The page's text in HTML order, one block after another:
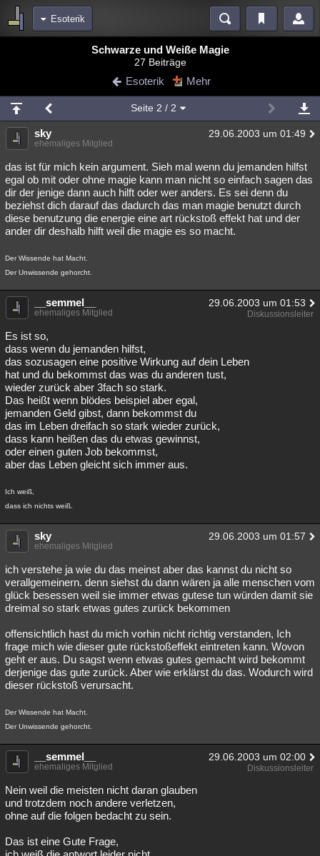
Esoterik
Blogs
Chat Wiki Neuigkeiten
meine Rubriken
Menschen Mystery Kriminalfälle
Spiritualität Verschwörungen Technologie Ufologie
Natur Umfragen Unterhaltung
weitere Rubriken
Philosophie Träume Orte Esoterik Literatur
Astronomie Helpdesk
Musik Clash Verbesserungen Allmystery English
Übersichten
Besucht
Lesenswert Schlüsselwörter
Schwarze und Weiße Magie
27 Beiträge
Esoterik Mehr
Seite 2 / 2
sky 29.06.2003 um 01:49
ehemaliges Mitglied
das ist für mich kein argument. Sieh mal wenn du jemanden hilfst
egal ob mit oder ohne magie kann man nicht so einfach sagen das
dir der jenige dann auch hilft oder wer anders. Es sei denn du
beziehst dich darauf das dadurch das man magie benutzt durch
diese benutzung die energie eine art rückstoß effekt hat und der
ander dir deshalb hilft weil die magie es so macht.
Der Wissende hat Macht.
Der Unwissende gehorcht.
__semmel__ 29.06.2003 um 01:53
ehemaliges Mitglied Diskussionsleiter
Es ist so,
dass wenn du jemanden hilfst,
das sozusagen eine positive Wirkung auf dein Leben
hat und du bekommst das was du anderen tust,
wieder zurück aber 3fach so stark.
Das heißt wenn blödes beispiel aber egal,
jemanden Geld gibst, dann bekommst du
das im Leben dreifach so stark wieder zurück,
dass kann heißen das du etwas gewinnst,
oder einen guten Job bekommst,
aber das Leben gleicht sich immer aus.
Ich weiß,
dass ich nichts weiß.
sky 29.06.2003 um 01:57
ehemaliges Mitglied
ich verstehe ja wie du das meinst aber das kannst du nicht so
verallgemeinern. denn siehst du dann wären ja alle menschen vom
glück besessen weil sie immer etwas gutese tun würden damit sie
dreimal so stark etwas gutes zurück bekommen
offensichtlich hast du mich vorhin nicht richtig verstanden, Ich
frage mich wie dieser gute rückstoßeffekt eintreten kann. Wovon
geht er aus. Du sagst wenn etwas gutes gemacht wird bekommt
derjenige das gute zurück. Aber wie erklärst du das. Wodurch wird
dieser rückstoß verursacht.
Der Wissende hat Macht.
Der Unwissende gehorcht.
__semmel__ 29.06.2003 um 02:00
ehemaliges Mitglied Diskussionsleiter
Nein weil die meisten nicht daran glauben
und trotzdem noch andere verletzen,
ohne auf die folgen bedacht zu sein.
Das ist eine Gute Frage,